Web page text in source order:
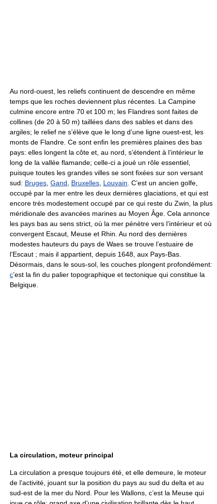
Au nord-ouest, les reliefs continuent de descendre en même
temps que les roches deviennent plus récentes. La Campine
culmine encore entre 70 et 100 m; les Flandres sont faites de
collines (de 20 à 50 m) taillées dans des sables et dans des
argiles; le relief ne s’élève que le long d’une ligne ouest-est, les
monts de Flandre. Ce sont enfin les premières plaines des bas
pays: elles longent la côte et, au nord, s’étendent à l’intérieur le
long de la vallée flamande; celle-ci a joué un rôle essentiel,
puisque toutes les grandes villes se sont fixées sur son versant
sud: Bruges, Gand, Bruxelles, Louvain. C’est un ancien golfe,
occupé par la mer entre les deux dernières glaciations, et qui est
encore très modestement occupé par ce qui reste du Zwin, la plus
méridionale des avancées marines au Moyen Âge. Cela annonce
les pays bas au sens strict, où la mer pénètre vers l’intérieur et où
convergent Escaut, Meuse et Rhin. Au nord des dernières
modestes hauteurs du pays de Waes se trouve l’estuaire de
l’Escaut ; mais il appartient, depuis 1648, aux Pays-Bas.
Désormais, dans le sous-sol, les couches plongent profondément:
c’est la fin du palier topographique et tectonique qui constitue la
Belgique.
La circulation, moteur principal
La circulation a presque toujours été, et elle demeure, le moteur
de l’activité, jouant sur la position du pays au sud du delta et au
sud-est de la mer du Nord. Pour les Wallons, c’est la Meuse qui